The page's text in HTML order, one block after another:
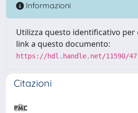
Informazioni
Utilizza questo identificativo per
link a questo documento:
https://hdl.handle.net/11590/
Citazioni